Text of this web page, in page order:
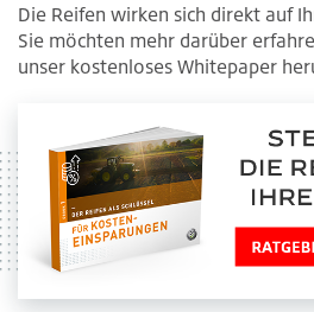
Die Reifen wirken sich direkt auf
Sie möchten mehr darüber
unser kostenloses Whitepaper